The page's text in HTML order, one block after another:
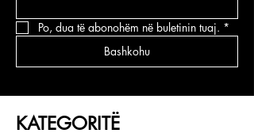
Po, dua të abonohëm në buletinin tuaj. *
Bashkohu
KATEGORITË